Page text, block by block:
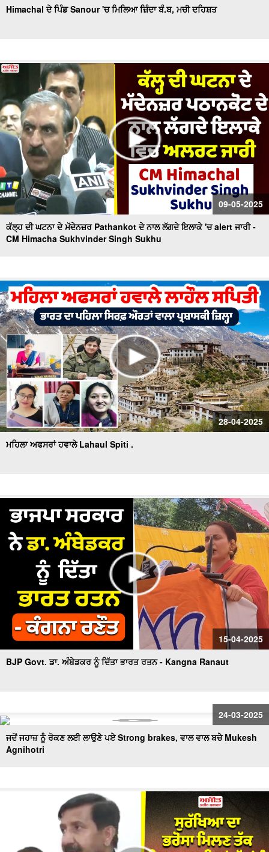
Himachal ਦੇ ਪਿੰਡ Sanour 'ਚ ਮਿਲਿਆ ਜ਼ਿੰਦਾ ਬੰ.ਬ, ਮਚੀ ਦਹਿਸ਼ਤ
09-05-2025
ਕੱਲ੍ਹ ਦੀ ਘਟਨਾ ਦੇ ਮੱਦੇਨਜ਼ਰ Pathankot ਦੇ ਨਾਲ ਲੱਗਦੇ ਇਲਾਕੇ 'ਚ alert ਜਾਰੀ -
CM Himacha Sukhvinder Singh Sukhu
28-04-2025
ਮਹਿਲਾ ਅਫਸਰਾਂ ਹਵਾਲੇ Lahaul Spiti .
15-04-2025
BJP Govt. ਡਾ. ਅੰਬੇਡਕਰ ਨੂੰ ਦਿੱਤਾ ਭਾਰਤ ਰਤਨ - Kangna Ranaut
24-03-2025
ਜਦੋਂ ਜਹਾਜ਼ ਨੂੰ ਰੋਕਣ ਲਈ ਲਾਉਣੇ ਪਏ Strong brakes, ਵਾਲ ਵਾਲ ਬਚੇ Mukesh
Agnihotri